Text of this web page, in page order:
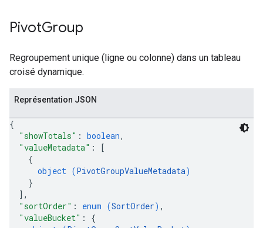
PivotGroup
Regroupement unique (ligne ou colonne) dans un tableau
croisé dynamique.
Représentation JSON
{
"showTotals" : boolean,
"valueMetadata" :
[
{
object (PivotGroupValueMetadata)
}
] ,
"sortOrder" : enum (SortOrder) ,
"valueBucket" : {